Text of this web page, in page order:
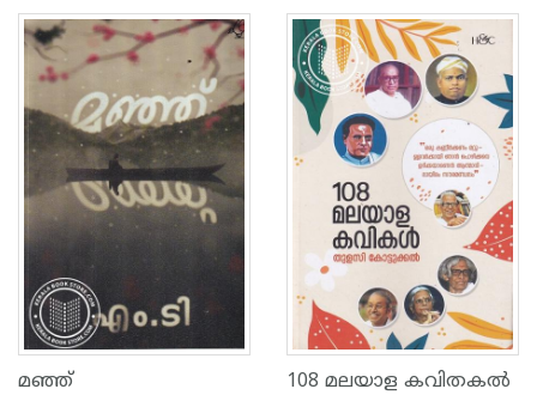
മഞ്ഞ് 108 മലയാള കവിതകല്‍